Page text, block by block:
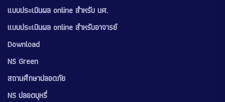
แบบประเมินผล online สำหรับ นศ.
แบบประเมินผล online สำหรับอาจารย์
Download
NS Green
สถานศึกษาปลอดภัย
NS ปลอดบุหรี่